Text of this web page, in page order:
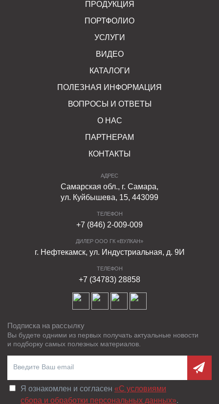
ПРОДУКЦИЯ
ПОРТФОЛИО
УСЛУГИ
ВИДЕО
КАТАЛОГИ
ПОЛЕЗНАЯ ИНФОРМАЦИЯ
ВОПРОСЫ И ОТВЕТЫ
О НАС
ПАРТНЕРАМ
КОНТАКТЫ
АДРЕС
Самарская обл., г. Самара,
ул. Куйбышева, 15, 443099
ТЕЛЕФОН
+7 (846) 2-009-009
ДИЛЕР ООО ГК «ВУЛКАН»
г. Нефтекамск, ул. Индустриальная, д. 9И
ТЕЛЕФОН
+7 (34783) 28858
Подписка на рассылку
Вы будете одними из первых получать актуальные новости
и подборку самых полезных материалов.
Я ознакомлен и согласен «C условиями
сбора и обработки персональных данных».